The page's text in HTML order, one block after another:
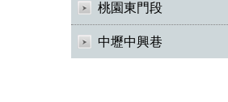
桃園東門段
中壢中興巷